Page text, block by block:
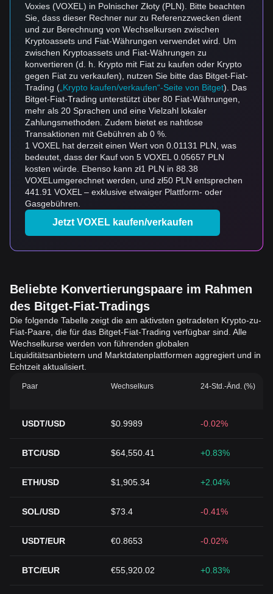
Voxies (VOXEL) in Polnischer Złoty (PLN). Bitte beachten
Sie, dass dieser Rechner nur zu Referenzzwecken dient
und zur Berechnung von Wechselkursen zwischen
Kryptoassets und Fiat-Währungen verwendet wird. Um
zwischen Kryptoassets und Fiat-Währungen zu
konvertieren (d. h. Krypto mit Fiat zu kaufen oder Krypto
gegen Fiat zu verkaufen), nutzen Sie bitte das Bitget-Fiat-
Trading ( „Krypto kaufen/verkaufen“-Seite von Bitget). Das
Bitget-Fiat-Trading unterstützt über 80 Fiat-Währungen,
mehr als 20 Sprachen und eine Vielzahl lokaler
Zahlungsmethoden. Zudem bietet es nahtlose
Transaktionen mit Gebühren ab 0 %.
1 VOXEL hat derzeit einen Wert von 0.01131 PLN, was
bedeutet, dass der Kauf von 5 VOXEL 0.05657 PLN
kosten würde. Ebenso kann zł1 PLN in 88.38
VOXELumgerechnet werden, und zł50 PLN entsprechen
441.91 VOXEL – exklusive etwaiger Plattform- oder
Gasgebühren.
Jetzt VOXEL kaufen/verkaufen
Beliebte Konvertierungspaare im Rahmen
des Bitget-Fiat-Tradings
Die folgende Tabelle zeigt die am aktivsten getradeten Krypto-zu-
Fiat-Paare, die für das Bitget-Fiat-Trading verfügbar sind. Alle
Wechselkurse werden von führenden globalen
Liquiditätsanbietern und Marktdatenplattformen aggregiert und in
Echtzeit aktualisiert.
Paar Wechselkurs 24-Std.-Änd. (%)
USDT/USD $0.9989 -0.02%
BTC/USD $64,550.41 +0.83%
ETH/USD $1,905.34 +2.04%
SOL/USD $73.4 -0.41%
USDT/EUR €0.8653 -0.02%
BTC/EUR €55,920.02 +0.83%